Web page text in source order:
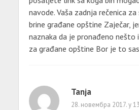
navode. Vaša zadnja rečenica
brine građane opštine Zaječar,
naznaka da je pronađeno
za građane opštine Bor je to
Tanja
28. новембра 2017. у